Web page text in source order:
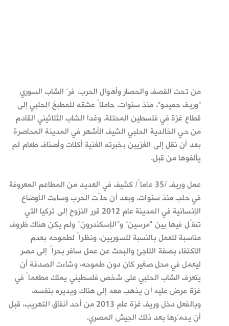
من تحت القصف والحصار وأهوال الحرب، فرّ الشاب السوري
"وريف حميدو"، منذ سنوات، حاملاً عشقه للمطبخ الحلبي إلى
قطاع غزة في فلسطين المحتلة، وغدا الشاب الثلاثيني القادم
من حي الخالدية الحلبي الشيف الأشهر في المدينة المحاصرة
بعد أن نقل إلى الغزيين بخبرته الغنية أكلات وأصناف طعام لم
يألفوها من قبل.
عمل وريف /35 عاماً/ كشيف في العديد من المطاعم المعروفة
في حلب منذ سنوات، وبعد أن حلّت الحرب وساءت الأوضاع
الإنسانية في المدينة عام 2012 قرر النزوح إلى تركيا التي
تنقّل فيها بين "مرسين" و"الإسكندرون" ولم يكن هناك ظروف
مناسبة للعمل بالنسبة للسوريين، ونظراً لطموحه بعدم
الاكتفاء بصفة اللاجئ والبحث عن عمل سافر بحراً إلى مصر
ليعمل في محل صغير كان دون طموحه، وشاءت الصدفة أن
يتعرف الشاب الحلبي على شخص فلسطيني يملك مطعماً في
غزة عرض عليه أن يذهب معه إلى هناك ويديره بنفسه،
وبالفعل دخل وريف غزة عام 2013 من أحد أنفاق التهريب، قبل
أن يدمّرها بعد ذلك الجيش المصري.